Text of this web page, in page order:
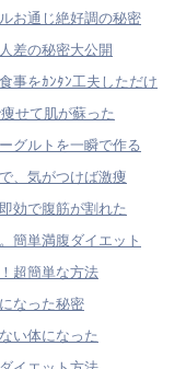
お通じ絶好調の秘密
差の秘密大公開
事をｶﾝﾀﾝ工夫しただけ
せて肌が蘇った
グルトを一瞬で作る
、気がつけば激痩
効で腹筋が割れた
簡単満腹ダイエット
超簡単な方法
なった秘密
い体になった